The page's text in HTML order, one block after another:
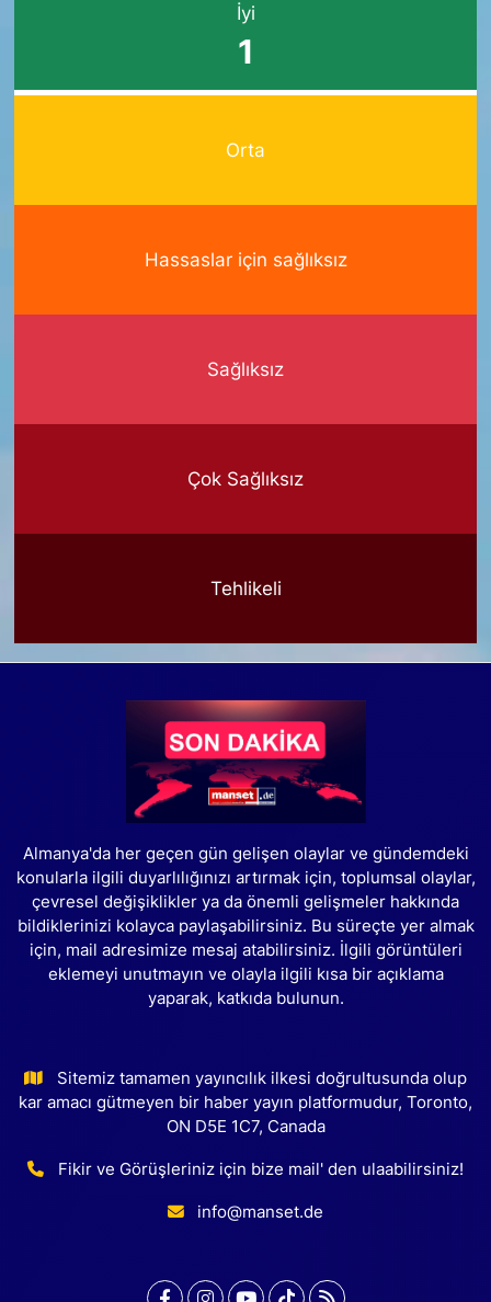
İyi
1
Orta
Hassaslar için sağlıksız
Sağlıksız
Çok Sağlıksız
Tehlikeli
Almanya'da her geçen gün gelişen olaylar ve gündemdeki
konularla ilgili duyarlılığınızı artırmak için, toplumsal olaylar,
çevresel değişiklikler ya da önemli gelişmeler hakkında
bildiklerinizi kolayca paylaşabilirsiniz. Bu süreçte yer almak
için, mail adresimize mesaj atabilirsiniz. İlgili görüntüleri
eklemeyi unutmayın ve olayla ilgili kısa bir açıklama
yaparak, katkıda bulunun.
Sitemiz tamamen yayıncılık ilkesi doğrultusunda olup
kar amacı gütmeyen bir haber yayın platformudur, Toronto,
ON D5E 1C7, Canada
Fikir ve Görüşleriniz için bize mail' den ulaabilirsiniz!
info@manset.de